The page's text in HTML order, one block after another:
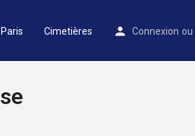
Cimetières Connexion ou